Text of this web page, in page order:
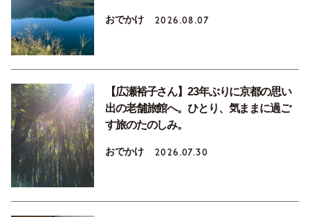
おでかけ 2026.08.07
【広瀬裕子さん】23年ぶりに京都の思い
出の老舗旅館へ。ひとり、気ままに過ご
す旅のたのしみ。
おでかけ 2026.07.30